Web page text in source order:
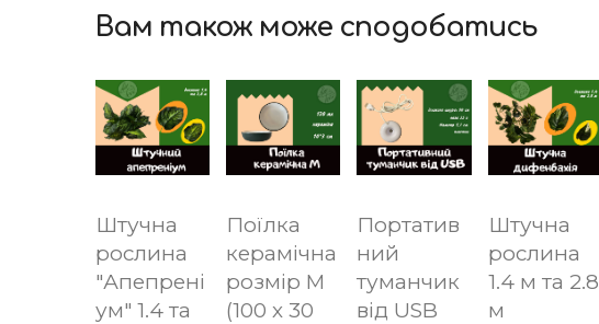
Вам також може сподобатись
Штучна
рослина
"Апепрені
ум" 1.4 та
Поїлка
керамічна
розмір M
(100 х 30
Портатив
ний
туманчик
від USB
Штучна
рослина
1.4 м та 2.8
м